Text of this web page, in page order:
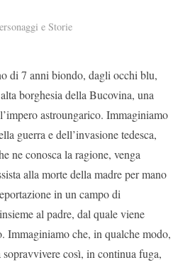
e Storie
di 7 anni biondo, dagli occhi blu,
borghesia della Bucovina, una
astroungarico. Immaginiamo
guerra e dell’invasione tedesca,
ne conosca la ragione, venga
alla morte della madre per mano
in un campo di
al padre, dal quale viene
Immaginiamo che, in qualche modo,
così, in continua fuga,